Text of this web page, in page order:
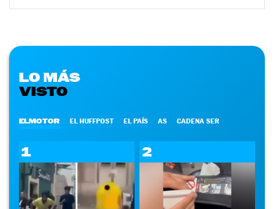
LO MÁS
VISTO
ELMOTOR EL HUFFPOST EL PAÍS AS CADENA SER
1 2